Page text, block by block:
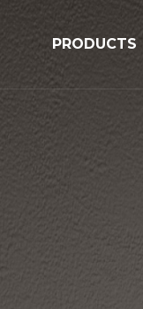
PRODUCTS